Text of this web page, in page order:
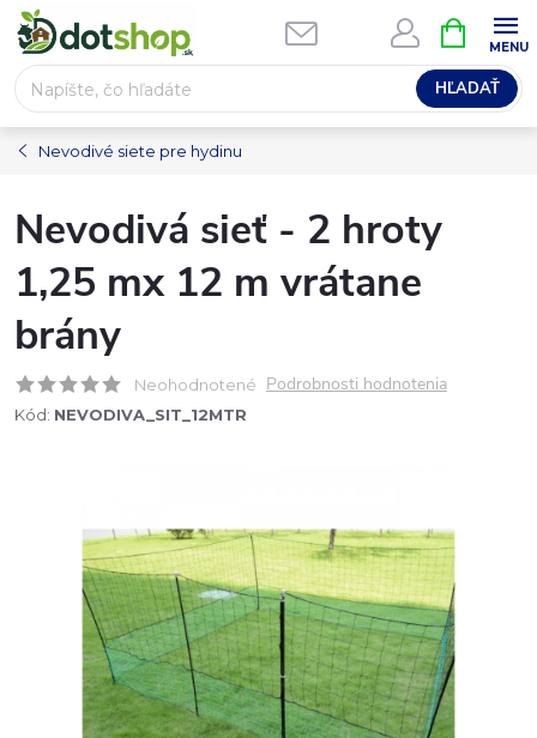
Prejsť
na
obsah
HĽADAŤ
KOŠÍK
Nevodivé siete pre hydinu
Nevodivá sieť - 2 hroty
1,25 mx 12 m vrátane
brány
Neohodnotené Podrobnosti hodnotenia
Kód: NEVODIVA_SIT_12MTR